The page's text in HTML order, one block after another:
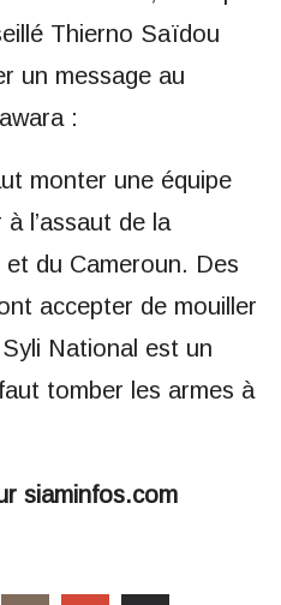
Thierno Saïdou
un message au
:
monter une équipe
l’assaut de la
du Cameroun. Des
accepter de mouiller
National est un
tomber les armes à
siaminfos.com